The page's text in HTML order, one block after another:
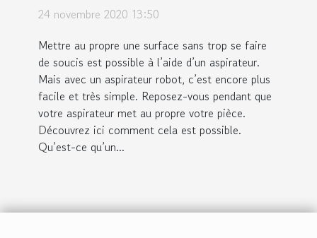
24 novembre 2020 13:50
Mettre au propre une surface sans trop se faire
de soucis est possible à l’aide d’un aspirateur.
Mais avec un aspirateur robot, c’est encore plus
facile et très simple. Reposez-vous pendant que
votre aspirateur met au propre votre pièce.
Découvrez ici comment cela est possible.
Qu’est-ce qu’un...